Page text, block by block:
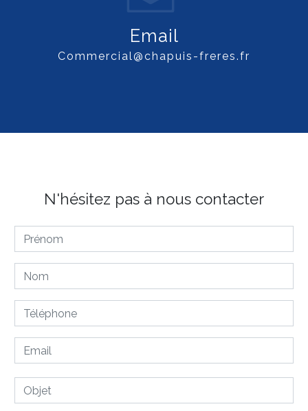
Email
commercial@chapuis-freres.fr
N'hésitez pas à nous contacter